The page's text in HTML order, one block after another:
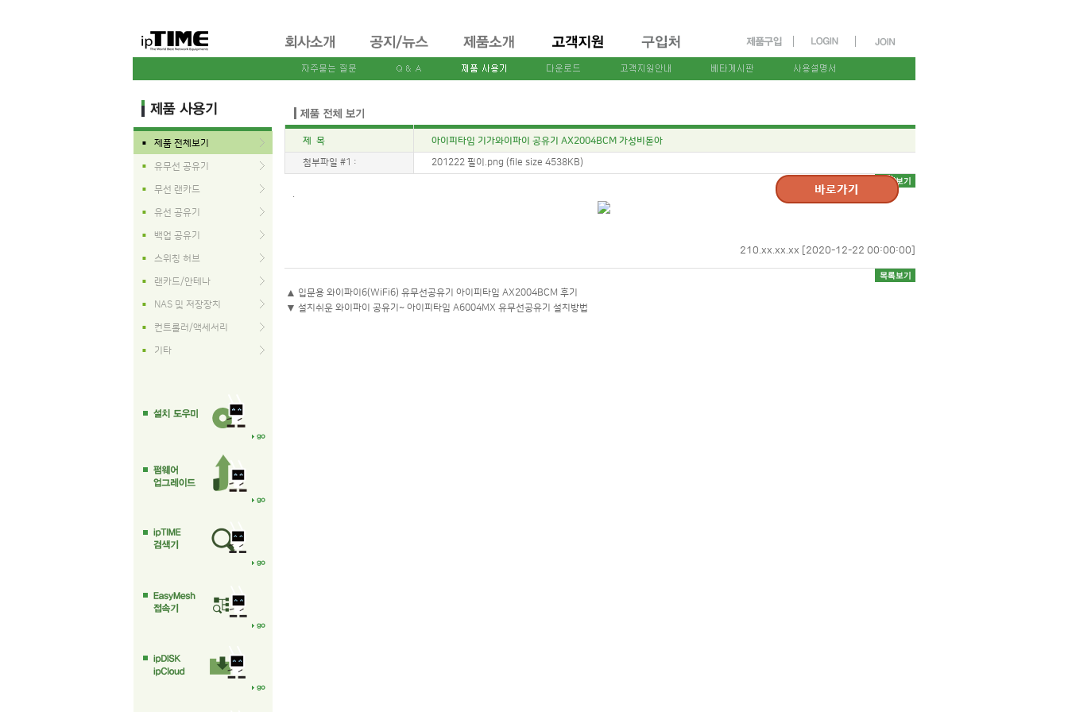
■ 제품 전체보기
■ 유무선 공유기
■ 무선 랜카드
■ 유선 공유기
■ 백업 공유기
■ 스위칭 허브
■ 랜카드/안테나
■ NAS 및 저장장치
■ 컨트롤러/액세서리
■ 기타
제 목 아이피타임 기가와이파이 공유기 AX2004BCM 가성비돋아
첨부파일 #1 : 201222 필이.png (file size 4538KB)
.
210.xx.xx.xx [2020-12-22 00:00:00]
▲ 입문용 와이파이6(WiFi6) 유무선공유기 아이피타임 AX2004BCM 후기
▼ 설치쉬운 와이파이 공유기~ 아이피타임 A6004MX 유무선공유기 설치방법